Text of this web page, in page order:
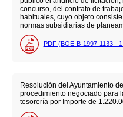
concurso, del contrato de
habituales, cuyo objeto
normas subsidiarias de
PDF (BOE-B-1997-1133 - 1
Resolución del Ayuntamiento
procedimiento negociado para
tesorería por Importe de